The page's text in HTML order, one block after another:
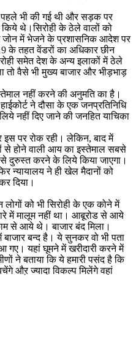
पहले भी की गई थी और सड़क पर
थे।सिरोही के ठेले वालों को
जोन में भेजने के प्रशासनिक आदेश पर
के तहत वेंडरों का अधिकार छीन
समेत देश के अन्य इलाकों में ठेले
तो वैसे भी मुख्य बाजार और भीड़भाड़
नहीं करने की अनुमति का है।
ने दौसा के एक जनप्रतिनिधि
नहीं दिए जाने की जनहित याचिका
पर रोक रही। लेकिन, बाद में
से होने वाली आय का इस्तेमाल सबसे
दुरुस्त करने के लिये किया जाएगा।
न्यायालय ने ही खेल मैदानों को
दिया।
लोगों को भी सिरोही के एक कोने में
में मालूम नहीं था। आबूरोड से आये
से आये थे। बाजार बंद मिला।
बाजार बन्द है। ये सुनकर वो भी पता
गए। यहां घूमने में खरीदारी करने में
ने बताया कि ये हमारी पसंद है कि
औऱ ज्यादा विकल्प मिलेंगे वहां